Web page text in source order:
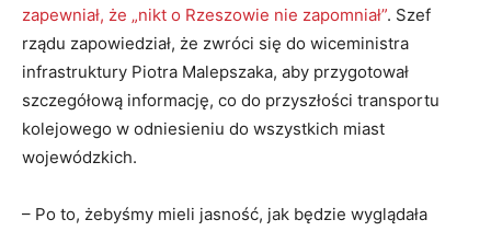
zapewniał, że „nikt o Rzeszowie nie zapomniał”. Szef
rządu zapowiedział, że zwróci się do wiceministra
infrastruktury Piotra Malepszaka, aby przygotował
szczegółową informację, co do przyszłości transportu
kolejowego w odniesieniu do wszystkich miast
wojewódzkich.
– Po to, żebyśmy mieli jasność, jak będzie wyglądała